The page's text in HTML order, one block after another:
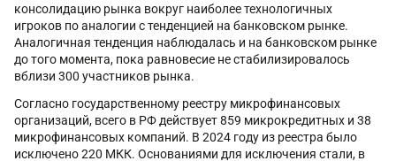
консолидацию рынка вокруг наиболее технологичных
игроков по аналогии с тенденцией на банковском рынке.
Аналогичная тенденция наблюдалась и на банковском рынке
до того момента, пока равновесие не стабилизировалось
вблизи 300 участников рынка.
Согласно государственному реестру микрофинансовых
организаций, всего в РФ действует 859 микрокредитных и 38
микрофинансовых компаний. В 2024 году из реестра было
исключено 220 МКК. Основаниями для исключения стали, в